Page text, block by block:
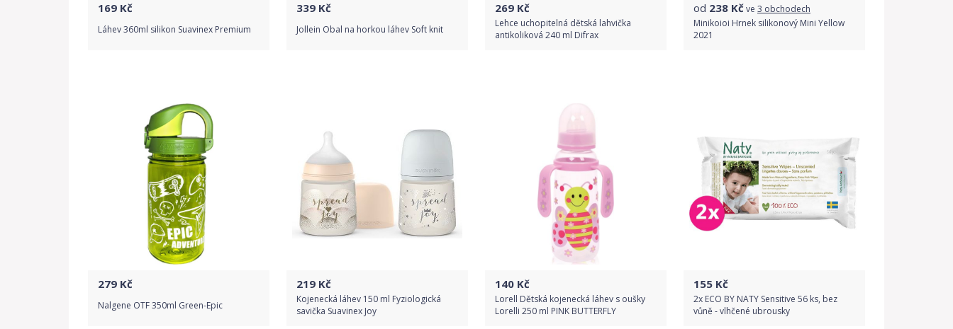
169 Kč
Láhev 360ml silikon Suavinex Premium
Detail produktu
339 Kč
Jollein Obal na horkou láhev Soft knit
269 Kč
Lehce uchopitelná dětská lahvička
antikoliková 240 ml Difrax
od 238 Kčve 3 obchodech
Minikoioi Hrnek silikonový Mini Yellow
2021
279 Kč
Nalgene OTF 350ml Green-Epic
219 Kč
Kojenecká láhev 150 ml Fyziologická
savička Suavinex Joy
140 Kč
Lorell Dětská kojenecká láhev s oušky
Lorelli 250 ml PINK BUTTERFLY
155 Kč
2x ECO BY NATY Sensitive 56 ks, bez
vůně - vlhčené ubrousky